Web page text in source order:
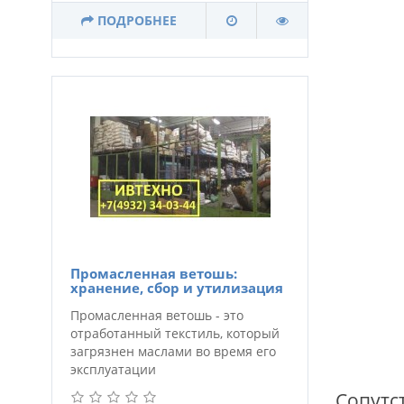
ПОДРОБНЕЕ
Промасленная ветошь:
хранение, сбор и утилизация
Промасленная ветошь - это
отработанный текстиль, который
загрязнен маслами во время его
эксплуатации